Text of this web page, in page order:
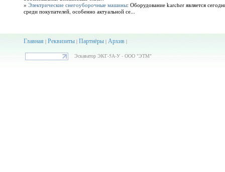
» Электрические снегоуборочные машины: Оборудование karcher является
среди покупателей, особенно актуальной се...
Главная| Реквизиты| Партнёры| Архив|
Эскаватор ЭКГ-5А-У - ООО "ЭТМ"